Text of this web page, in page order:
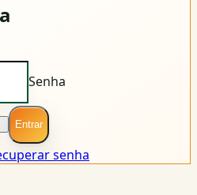
Senha
Entrar
senha